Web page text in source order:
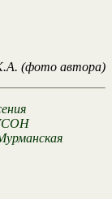
(фото автора)